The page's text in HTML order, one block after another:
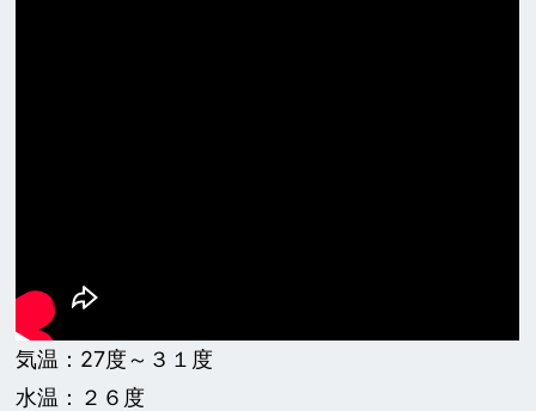
気温：27度～３１度
水温：２６度